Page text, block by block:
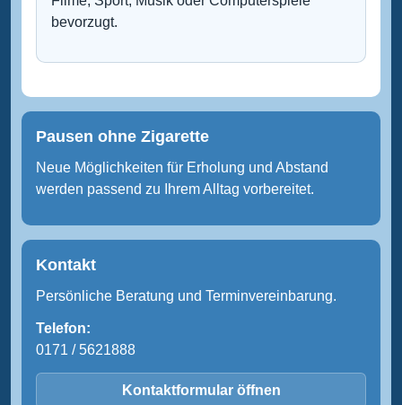
bevorzugt.
Pausen ohne Zigarette
Neue Möglichkeiten für Erholung und Abstand
werden passend zu Ihrem Alltag vorbereitet.
Kontakt
Persönliche Beratung und Terminvereinbarung.
Telefon:
0171 / 5621888
Kontaktformular öffnen